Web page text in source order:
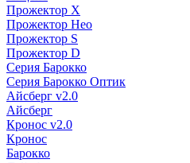
Прожектор X
Прожектор Нео
Прожектор S
Прожектор D
Серия Барокко
Серия Барокко Оптик
Айсберг v2.0
Айсберг
Кронос v2.0
Кронос
Барокко